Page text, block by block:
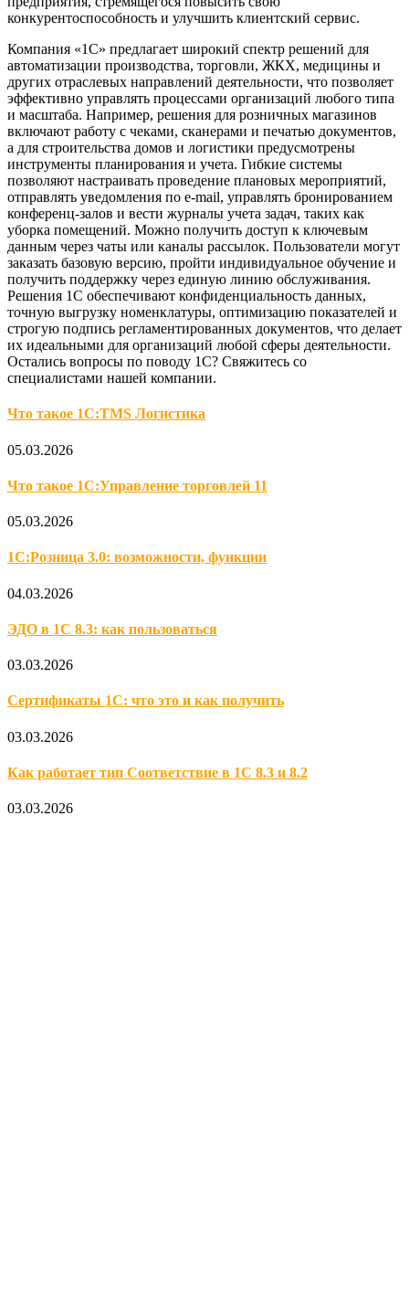
конкурентоспособность и улучшить клиентский сервис.
Компания «1С» предлагает широкий спектр решений для
автоматизации производства, торговли, ЖКХ, медицины и
других отраслевых направлений деятельности, что позволяет
эффективно управлять процессами организаций любого типа
и масштаба. Например, решения для розничных магазинов
включают работу с чеками, сканерами и печатью документов,
а для строительства домов и логистики предусмотрены
инструменты планирования и учета. Гибкие системы
позволяют настраивать проведение плановых мероприятий,
отправлять уведомления по e-mail, управлять бронированием
конференц-залов и вести журналы учета задач, таких как
уборка помещений. Можно получить доступ к ключевым
данным через чаты или каналы рассылок. Пользователи могут
заказать базовую версию, пройти индивидуальное обучение и
получить поддержку через единую линию обслуживания.
Решения 1С обеспечивают конфиденциальность данных,
точную выгрузку номенклатуры, оптимизацию показателей и
строгую подпись регламентированных документов, что делает
их идеальными для организаций любой сферы деятельности.
Остались вопросы по поводу 1С? Свяжитесь со
специалистами нашей компании.
Что такое 1С:TMS Логистика
05.03.2026
Что такое 1С:Управление торговлей 11
05.03.2026
1С:Розница 3.0: возможности, функции
04.03.2026
ЭДО в 1С 8.3: как пользоваться
03.03.2026
Сертификаты 1С: что это и как получить
03.03.2026
Как работает тип Соответствие в 1С 8.3 и 8.2
03.03.2026